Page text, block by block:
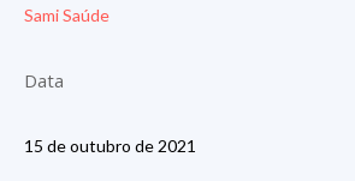
Sami Saúde
Data
15 de outubro de 2021